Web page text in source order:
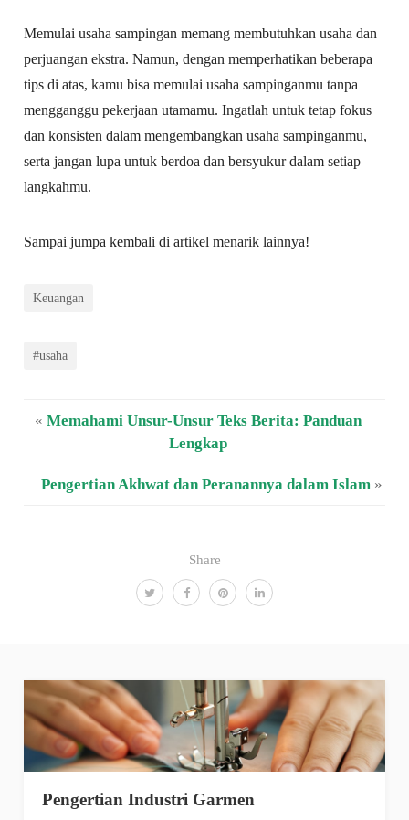
Share
Memulai usaha sampingan memang membutuhkan usaha dan
perjuangan ekstra. Namun, dengan memperhatikan beberapa
tips di atas, kamu bisa memulai usaha sampinganmu tanpa
mengganggu pekerjaan utamamu. Ingatlah untuk tetap fokus
dan konsisten dalam mengembangkan usaha sampinganmu,
serta jangan lupa untuk berdoa dan bersyukur dalam setiap
langkahmu.
Sampai jumpa kembali di artikel menarik lainnya!
Keuangan
#usaha
« Memahami Unsur-Unsur Teks Berita: Panduan
Lengkap
Pengertian Akhwat dan Peranannya dalam Islam »
Pengertian Industri Garmen